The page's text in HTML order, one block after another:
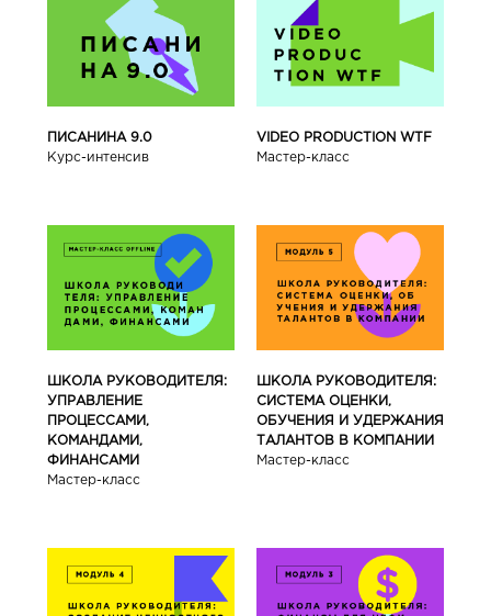
ПИСАНИНА 9.0
Курс-интенсив
VIDEO PRODUCTION WTF
Мастер-класс
ШКОЛА РУКОВОДИТЕЛЯ:
УПРАВЛЕНИЕ
ПРОЦЕССАМИ,
КОМАНДАМИ,
ФИНАНСАМИ
Мастер-класс
ШКОЛА РУКОВОДИТЕЛЯ:
СИСТЕМА ОЦЕНКИ,
ОБУЧЕНИЯ И УДЕРЖАНИЯ
ТАЛАНТОВ В КОМПАНИИ
Мастер-класс